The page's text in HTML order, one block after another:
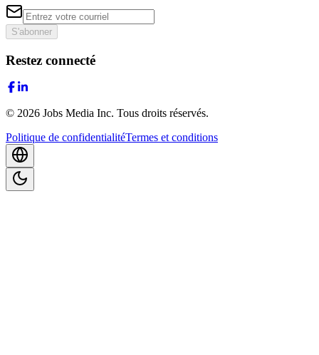
S'abonner
Restez connecté
© 2026 Jobs Media Inc. Tous droits réservés.
Politique de confidentialitéTermes et conditions